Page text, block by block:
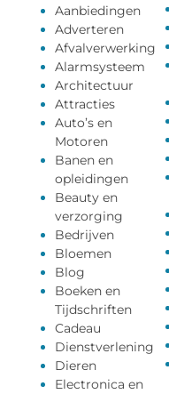
Aanbiedingen
Adverteren
Afvalverwerking
Alarmsysteem
Architectuur
Attracties
Auto’s en
Motoren
Banen en
opleidingen
Beauty en
verzorging
Bedrijven
Bloemen
Blog
Boeken en
Tijdschriften
Cadeau
Dienstverlening
Dieren
Electronica en